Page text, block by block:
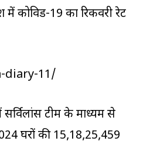
में कोविड-19 का रिकवरी रेट
diary-11/
सर्विलांस टीम के माध्यम से
घरों की 15,18,25,459